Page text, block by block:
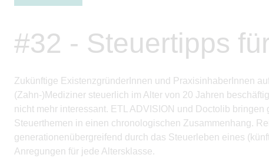
#32 - Steuertipps
Zukünftige ExistenzgründerInnen und PraxisinhaberInnen
(Zahn-)Mediziner steuerlich im Alter von 20 Jahren
nicht mehr interessant. ETL ADVISION und Doctolib
Steuerthemen in einen chronologischen Zusammenhang.
generationenübergreifend durch das Steuerleben eines
Anregungen für jede Altersklasse.